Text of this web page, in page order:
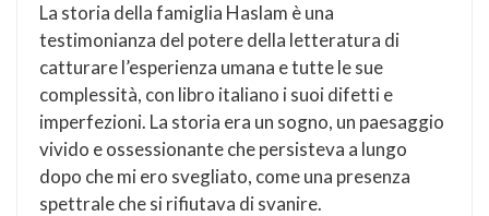
La storia della famiglia Haslam è una
testimonianza del potere della letteratura di
catturare l’esperienza umana e tutte le sue
complessità, con libro italiano i suoi difetti e
imperfezioni. La storia era un sogno, un paesaggio
vivido e ossessionante che persisteva a lungo
dopo che mi ero svegliato, come una presenza
spettrale che si rifiutava di svanire.